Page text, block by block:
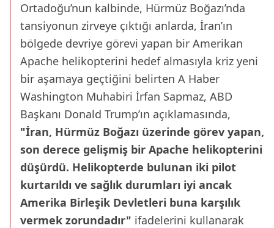
Ortadoğu’nun kalbinde, Hürmüz Boğazı’nda
tansiyonun zirveye çıktığı anlarda, İran’ın
bölgede devriye görevi yapan bir Amerikan
Apache helikopterini hedef almasıyla kriz yeni
bir aşamaya geçtiğini belirten A Haber
Washington Muhabiri İrfan Sapmaz, ABD
Başkanı Donald Trump’ın açıklamasında,
"İran, Hürmüz Boğazı üzerinde görev yapan,
son derece gelişmiş bir Apache helikopterini
düşürdü. Helikopterde bulunan iki pilot
kurtarıldı ve sağlık durumları iyi ancak
Amerika Birleşik Devletleri buna karşılık
vermek zorundadır" ifadelerini kullanarak